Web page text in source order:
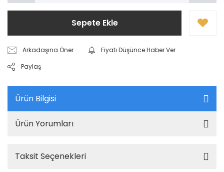
Sepete Ekle
Arkadaşına Öner
Fiyatı Düşünce Haber Ver
Paylaş
Ürün Bilgisi
Ürün Yorumları
Taksit Seçenekleri